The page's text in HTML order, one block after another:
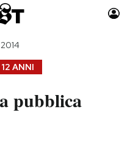
Moda
12 ANNI
pubblica